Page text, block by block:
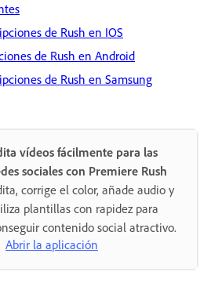
de Rush en IOS
de Rush en Android
de Rush en Samsung
vídeos fácilmente para las
sociales con Premiere Rush
corrige el color, añade audio y
plantillas con rapidez para
contenido social atractivo.
Abrir la aplicación